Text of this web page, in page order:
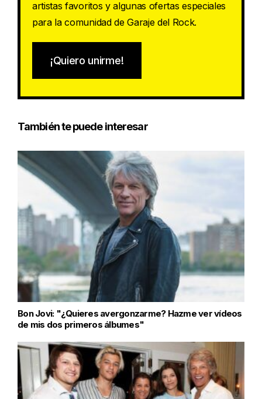
artistas favoritos y algunas ofertas especiales
para la comunidad de Garaje del Rock.
¡Quiero unirme!
También te puede interesar
Bon Jovi: "¿Quieres avergonzarme? Hazme ver vídeos
de mis dos primeros álbumes"